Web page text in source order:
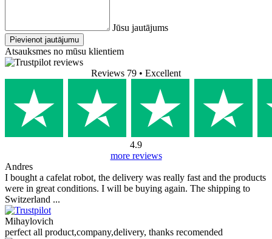
Jūsu jautājums
Pievienot jautājumu
Atsauksmes no mūsu klientiem
Reviews 79 • Excellent
4.9
more reviews
Andres
I bought a cafelat robot, the delivery was really fast and the products
were in great conditions. I will be buying again. The shipping to
Switzerland ...
Mihaylovich
perfect all product,company,delivery, thanks recomended